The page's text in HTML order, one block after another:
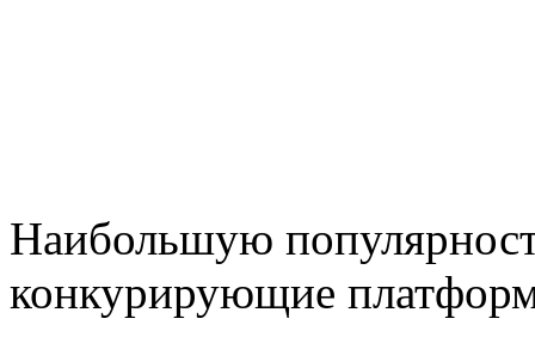
Наибольшую
конкурирующие